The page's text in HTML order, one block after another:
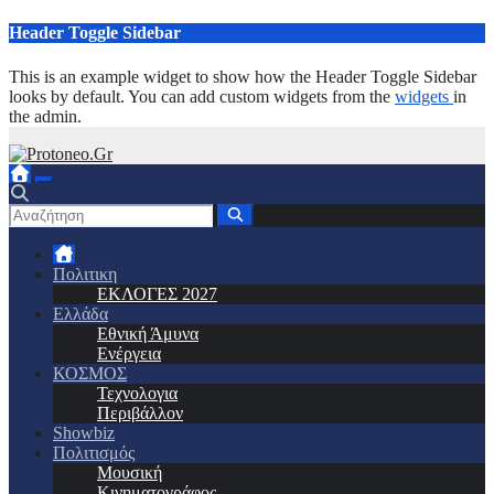
Μετάβαση
περιεχόμενο
Header Toggle Sidebar
This is an example widget to show how the Header Toggle Sidebar
looks by default. You can add custom widgets from the widgets in
the admin.
Πολιτικη
ΕΚΛΟΓΕΣ 2027
Ελλάδα
Εθνική Άμυνα
Ενέργεια
ΚΟΣΜΟΣ
Τεχνολογια
Περιβάλλον
Showbiz
Πολιτισμός
Μουσική